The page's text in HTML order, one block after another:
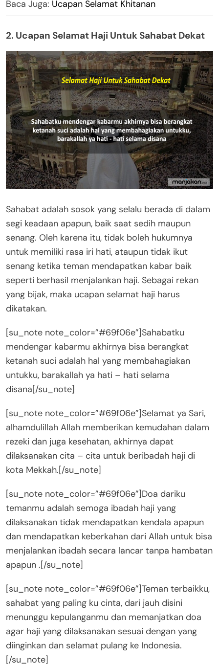
Baca Juga: Ucapan Selamat Khitanan
2. Ucapan Selamat Haji Untuk Sahabat Dekat
Sahabat adalah sosok yang selalu berada di dalam
segi keadaan apapun, baik saat sedih maupun
senang. Oleh karena itu, tidak boleh hukumnya
untuk memiliki rasa iri hati, ataupun tidak ikut
senang ketika teman mendapatkan kabar baik
seperti berhasil menjalankan haji. Sebagai rekan
yang bijak, maka ucapan selamat haji harus
dikatakan.
[su_note note_color=”#69f06e”]Sahabatku
mendengar kabarmu akhirnya bisa berangkat
ketanah suci adalah hal yang membahagiakan
untukku, barakallah ya hati – hati selama
disana[/su_note]
[su_note note_color=”#69f06e”]Selamat ya Sari,
alhamdulillah Allah memberikan kemudahan dalam
rezeki dan juga kesehatan, akhirnya dapat
dilaksanakan cita – cita untuk beribadah haji di
kota Mekkah.[/su_note]
[su_note note_color=”#69f06e”]Doa dariku
temanmu adalah semoga ibadah haji yang
dilaksanakan tidak mendapatkan kendala apapun
dan mendapatkan keberkahan dari Allah untuk bisa
menjalankan ibadah secara lancar tanpa hambatan
apapun .[/su_note]
[su_note note_color=”#69f06e”]Teman terbaikku,
sahabat yang paling ku cinta, dari jauh disini
menunggu kepulanganmu dan memanjatkan doa
agar haji yang dilaksanakan sesuai dengan yang
diinginkan dan selamat pulang ke Indonesia.
[/su_note]